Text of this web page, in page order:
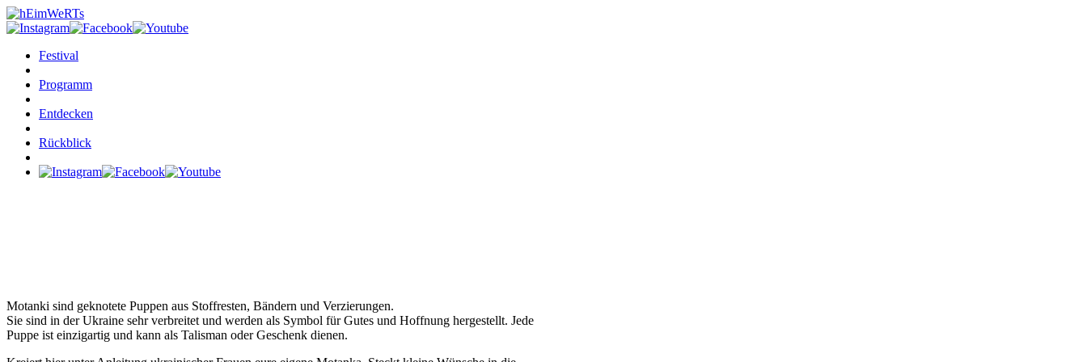
Festival
Programm
Entdecken
Rückblick
Motanki sind geknotete Puppen aus Stoffresten, Bändern und Verzierungen.
Sie sind in der Ukraine sehr verbreitet und werden als Symbol für Gutes und Hoffnung hergestellt. Jede
Puppe ist einzigartig und kann als Talisman oder Geschenk dienen.